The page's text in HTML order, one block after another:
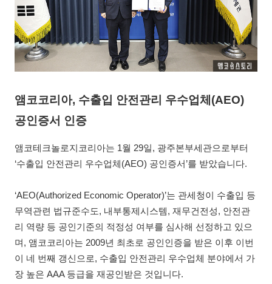
앰코코리아, 수출입 안전관리 우수업체(AEO)
공인증서 인증
앰코테크놀로지코리아는 1월 29일, 광주본부세관으로부터
‘수출입 안전관리 우수업체(AEO) 공인증서’를 받았습니다.
‘AEO(Authorized Economic Operator)’는 관세청이 수출입 등
무역관련 법규준수도, 내부통제시스템, 재무건전성, 안전관
리 역량 등 공인기준의 적정성 여부를 심사해 선정하고 있으
며, 앰코코리아는 2009년 최초로 공인인증을 받은 이후 이번
이 네 번째 갱신으로, 수출입 안전관리 우수업체 분야에서 가
장 높은 AAA 등급을 재공인받은 것입니다.